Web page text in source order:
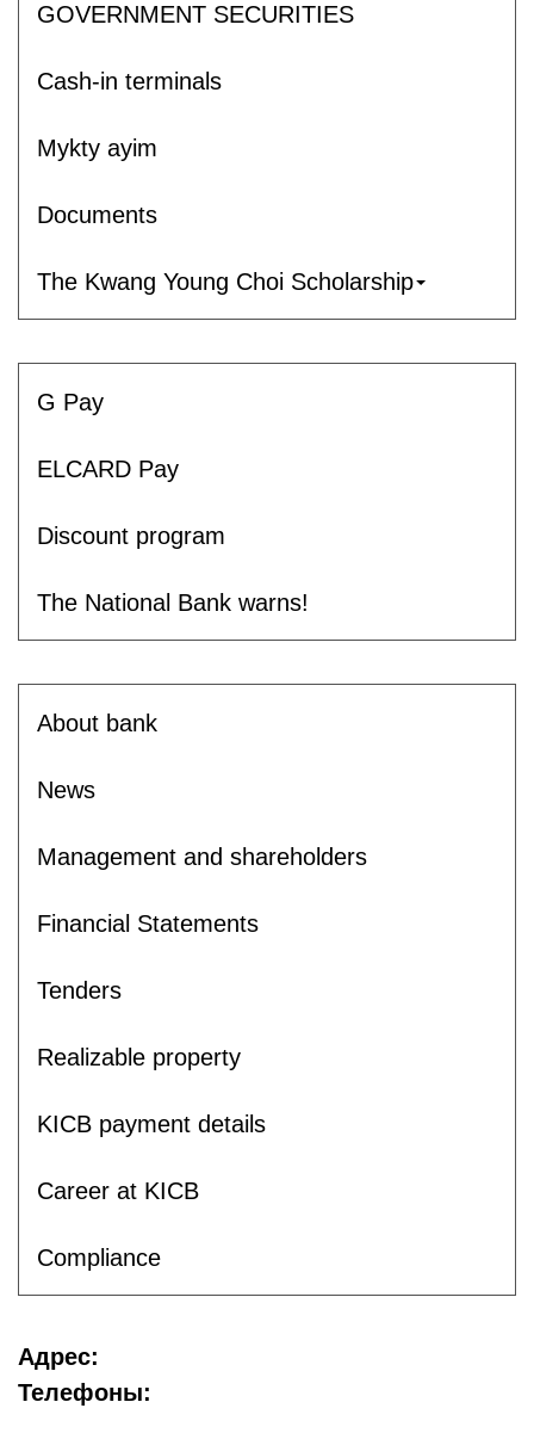
GOVERNMENT SECURITIES
Cash-in terminals
Mykty ayim
Documents
The Kwang Young Choi Scholarship
G Pay
ELCARD Pay
Discount program
The National Bank warns!
About bank
News
Management and shareholders
Financial Statements
Tenders
Realizable property
KICB payment details
Career at KICB
Compliance
Адрес:
Телефоны: